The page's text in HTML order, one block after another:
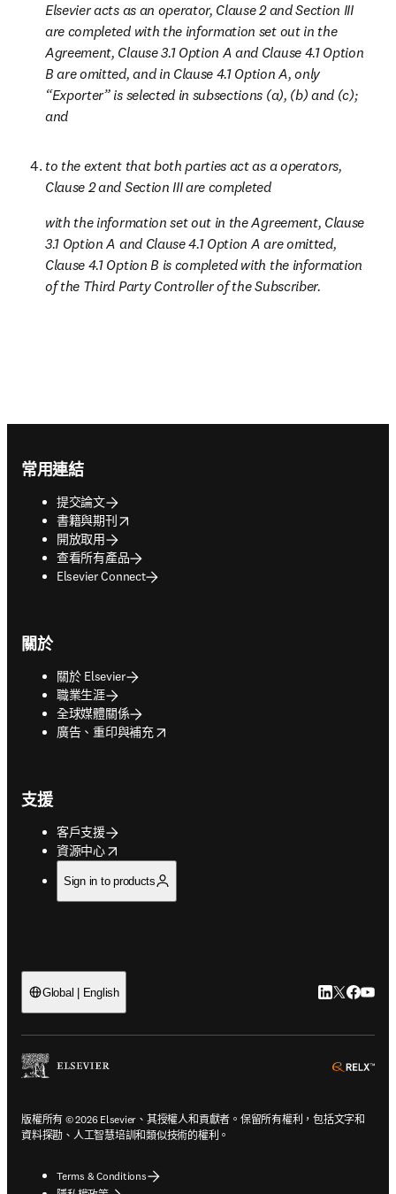
Elsevier acts as an operator, Clause 2 and Section III
are completed with the information set out in the
Agreement, Clause 3.1 Option A and Clause 4.1 Option
B are omitted, and in Clause 4.1 Option A, only
“Exporter” is selected in subsections (a), (b) and (c);
and
to the extent that both parties act as a operators,
Clause 2 and Section III are completed
with the information set out in the Agreement, Clause
3.1 Option A and Clause 4.1 Option A are omitted,
Clause 4.1 Option B is completed with the information
of the Third Party Controller of the Subscriber.
常用連結
提交論文
書籍與期刊
opens in new tab/window
開放取用
查看所有產品
Elsevier Connect
關於
關於 Elsevier
職業生涯
全球媒體關係
廣告、重印與補充
opens in new tab/window
支援
客戶支援
資源中心
opens in new tab/window
Sign in to products
Global | English LinkedIn 打
Twitter 打
版權所有 © 2026 Elsevier、其授權人和貢獻者。保留所有權利，包括文字和
資料探勘、人工智慧培訓和類似技術的權利。
Terms & Conditions